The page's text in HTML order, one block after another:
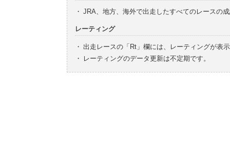
・ JRA、地方、海外で出走したすべてのレースの
レーティング
・ 出走レースの「Rt」欄には、レーティングが表
・
レーティングのデータ更新は不定期です。